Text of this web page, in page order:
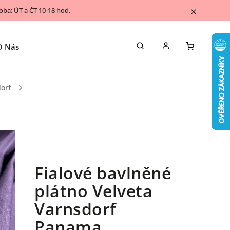
ÚT a ČT 10-18 hod.
Nás Kontakty Blog
/
Fialové bavlněné
plátno Velveta
Varnsdorf